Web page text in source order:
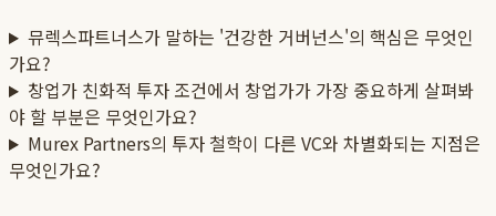
뮤렉스파트너스가 말하는 '건강한 거버넌스'의 핵심은 무엇인
가요?
창업가 친화적 투자 조건에서 창업가가 가장 중요하게 살펴봐
야 할 부분은 무엇인가요?
Murex Partners의 투자 철학이 다른 VC와 차별화되는 지점은
무엇인가요?